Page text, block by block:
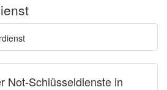
Not-Schlüsseldienste in